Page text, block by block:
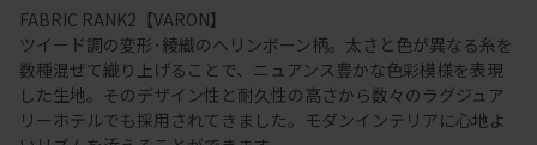
FABRIC RANK2【VARON】
ツイード調の変形･綾織のヘリンボーン柄。太さと色が異なる糸を
数種混ぜて織り上げることで、ニュアンス豊かな色彩模様を表現
した生地。そのデザイン性と耐久性の高さから数々のラグジュア
リーホテルでも採用されてきました。モダンインテリアに心地よ